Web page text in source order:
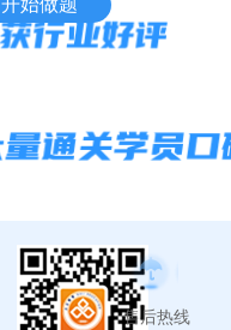
开始做题
售后热线